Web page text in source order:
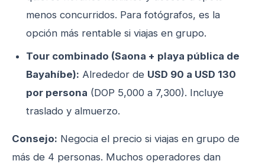
menos concurridos. Para fotógrafos, es la
opción más rentable si viajas en grupo.
Tour combinado (Saona + playa pública de
Bayahíbe): Alrededor de USD 90 a USD 130
por persona (DOP 5,000 a 7,300). Incluye
traslado y almuerzo.
Consejo: Negocia el precio si viajas en grupo de
más de 4 personas. Muchos operadores dan